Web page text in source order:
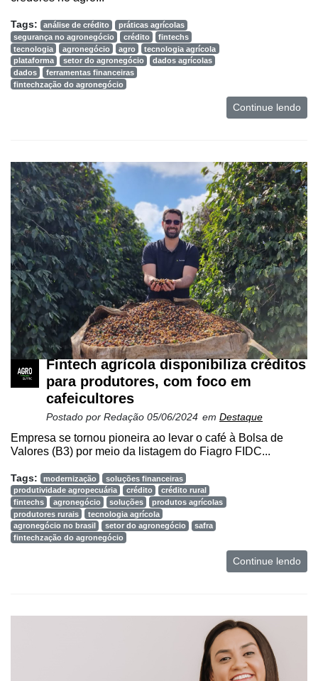
Artigos
Agenda
Agricultura
e
Robótica
Conectividade
Dados
e
Análise
E-
Commerce
Informatização
da
Agricultura
Vertical
Software
Empresarial
Tecnologia
Recursos
Hídricos
Membros
Tags: análise de crédito
práticas agrícolas
segurança no agronegócio
crédito
fintechs
tecnologia
agronegócio agro
tecnologia agrícola
plataforma
setor do agronegócio
dados agrícolas
dados
ferramentas financeiras
fintechzação do agronegócio
Continue lendo
Fintech agrícola disponibiliza créditos
para produtores, com foco em
cafeicultores
Postado por Redação 05/06/2024 em Destaque
Empresa se tornou pioneira ao levar o café à Bolsa de
Valores (B3) por meio da listagem do Fiagro FIDC...
Tags: modernização
soluções financeiras
produtividade agropecuária
crédito
crédito rural
fintechs
agronegócio soluções
produtos agrícolas
produtores rurais
tecnologia agrícola
agronegócio no brasil
setor do agronegócio
safra
fintechzação do agronegócio
Continue lendo